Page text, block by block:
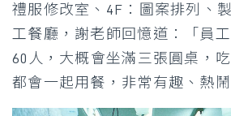
禮服修改室、4F：圖案排列、
工餐廳，謝老師回憶道：「員
60人，大概會坐滿三張圓桌，
都會一起用餐，非常有趣、熱鬧